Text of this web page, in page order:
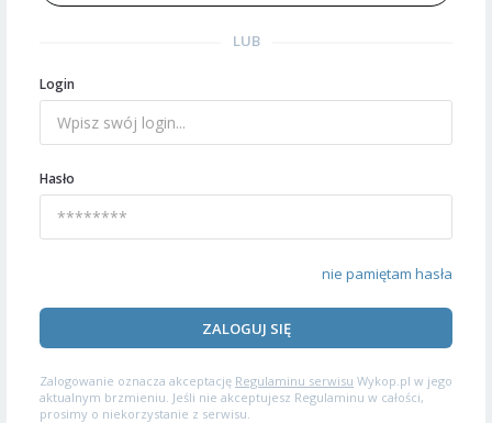
LUB
Login
Hasło
nie pamiętam hasła
ZALOGUJ SIĘ
Zalogowanie oznacza akceptację Regulaminu serwisu Wykop.pl w jego
aktualnym brzmieniu. Jeśli nie akceptujesz Regulaminu w całości,
prosimy o niekorzystanie z serwisu.